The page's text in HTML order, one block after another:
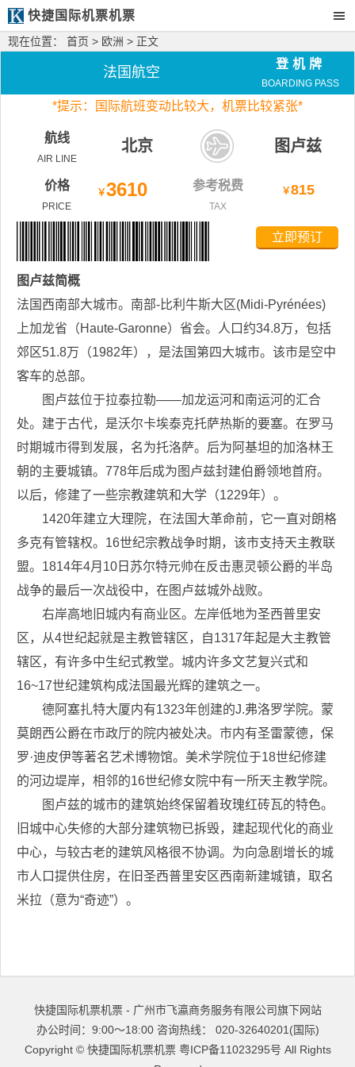
快捷国际机票机票
现在位置： 首页 > 欧洲 > 正文
法国航空
登机牌
BOARDING PASS
*提示：国际航班变动比较大， 机票比较紧张*
航线
AIR LINE
北京 图卢兹
价格
PRICE
￥3610 参考税费
TAX
￥815
立即预订
图卢兹简概
法国西南部大城市。南部-比利牛斯大区(Midi-Pyrénées)
上加龙省（Haute-Garonne）省会。人口约34.8万，包括
郊区51.8万（1982年），是法国第四大城市。该市是空中
客车的总部。
图卢兹位于拉泰拉勒——加龙运河和南运河的汇合
处。建于古代，是沃尔卡埃泰克托萨热斯的要塞。在罗马
时期城市得到发展，名为托洛萨。后为阿基坦的加洛林王
朝的主要城镇。778年后成为图卢兹封建伯爵领地首府。
以后，修建了一些宗教建筑和大学（1229年）。
1420年建立大理院，在法国大革命前，它一直对朗格
多克有管辖权。16世纪宗教战争时期，该市支持天主教联
盟。1814年4月10日苏尔特元帅在反击惠灵顿公爵的半岛
战争的最后一次战役中，在图卢兹城外战败。
右岸高地旧城内有商业区。左岸低地为圣西普里安
区，从4世纪起就是主教管辖区，自1317年起是大主教管
辖区，有许多中生纪式教堂。城内许多文艺复兴式和
16~17世纪建筑构成法国最光辉的建筑之一。
德阿塞扎特大厦内有1323年创建的J.弗洛罗学院。蒙
莫朗西公爵在市政厅的院内被处决。市内有圣雷蒙德，保
罗·迪皮伊等著名艺术博物馆。美术学院位于18世纪修建
的河边堤岸，相邻的16世纪修女院中有一所天主教学院。
图卢兹的城市的建筑始终保留着玫瑰红砖瓦的特色。
旧城中心失修的大部分建筑物已拆毁，建起现代化的商业
中心，与较古老的建筑风格很不协调。为向急剧增长的城
市人口提供住房，在旧圣西普里安区西南新建城镇，取名
米拉（意为“奇迹”）。
快捷国际机票机票 - 广州市飞瀛商务服务有限公司旗下网站
办公时间：9:00～18:00 咨询热线： 020-32640201(国际)
Copyright © 快捷国际机票机票 粤ICP备11023295号 All Rights